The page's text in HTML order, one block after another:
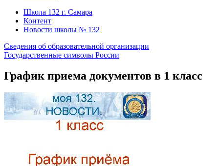
Школа 132 г. Самара
Контент
Новости школы № 132
Сведения об образовательной организации
Государственные символы России
График приема документов в 1 класс